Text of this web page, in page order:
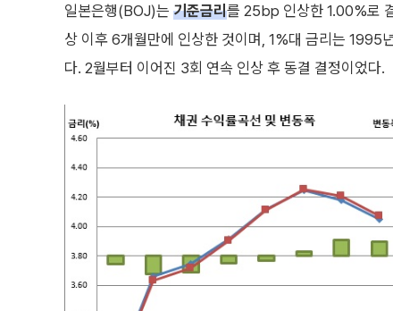
일본은행(BOJ)는 기준금리를 25bp 인상한 1.00%로
상 이후 6개월만에 인상한 것이며, 1%대 금리는
다. 2월부터 이어진 3회 연속 인상 후 동결 결정이었다.